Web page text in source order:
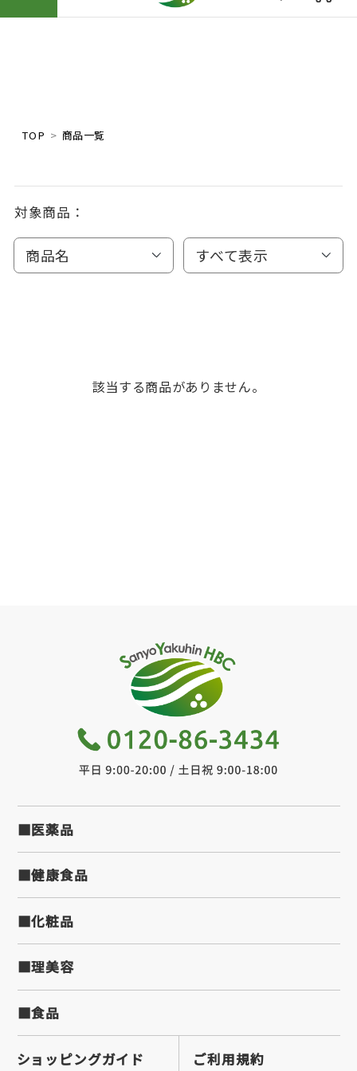
TOP 商品一覧
対象商品：
商品名 すべて表示
該当する商品がありません。
■医薬品
■健康食品
■化粧品
■理美容
■食品
ショッピングガイド ご利用規約